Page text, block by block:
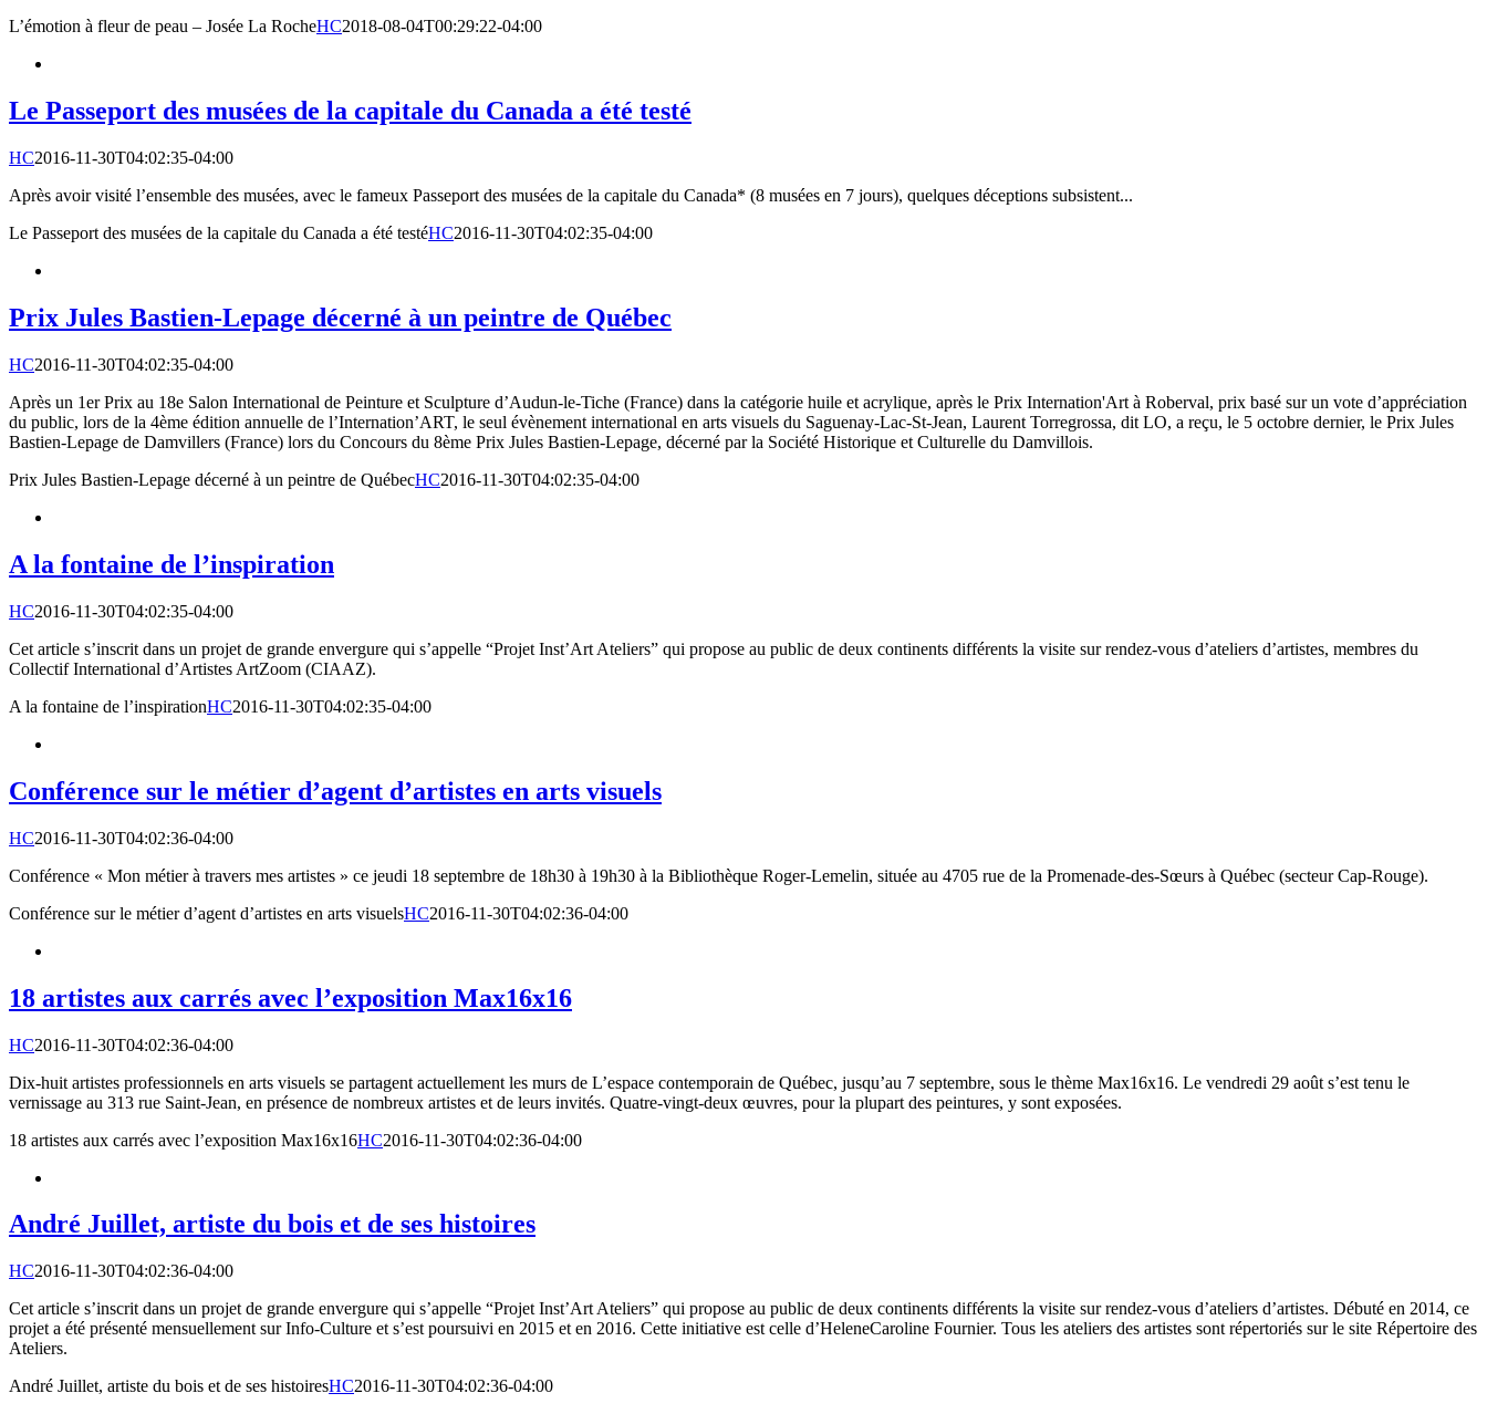
L’émotion à fleur de peau – Josée La RocheHC2018-08-04T00:29:22-04:00
Le Passeport des musées de la capitale du Canada a été testé
HC2016-11-30T04:02:35-04:00
Après avoir visité l’ensemble des musées, avec le fameux Passeport des musées de la capitale du Canada* (8 musées en 7 jours), quelques déceptions subsistent...
Le Passeport des musées de la capitale du Canada a été testéHC2016-11-30T04:02:35-04:00
Prix Jules Bastien-Lepage décerné à un peintre de Québec
HC2016-11-30T04:02:35-04:00
Après un 1er Prix au 18e Salon International de Peinture et Sculpture d’Audun-le-Tiche (France) dans la catégorie huile et acrylique, après le Prix Internation'Art à Roberval, prix basé sur un vote d’appréciation
du public, lors de la 4ème édition annuelle de l’Internation’ART, le seul évènement international en arts visuels du Saguenay-Lac-St-Jean, Laurent Torregrossa, dit LO, a reçu, le 5 octobre dernier, le Prix Jules
Bastien-Lepage de Damvillers (France) lors du Concours du 8ème Prix Jules Bastien-Lepage, décerné par la Société Historique et Culturelle du Damvillois.
Prix Jules Bastien-Lepage décerné à un peintre de QuébecHC2016-11-30T04:02:35-04:00
A la fontaine de l’inspiration
HC2016-11-30T04:02:35-04:00
Cet article s’inscrit dans un projet de grande envergure qui s’appelle “Projet Inst’Art Ateliers” qui propose au public de deux continents différents la visite sur rendez-vous d’ateliers d’artistes, membres du
Collectif International d’Artistes ArtZoom (CIAAZ).
A la fontaine de l’inspirationHC2016-11-30T04:02:35-04:00
Conférence sur le métier d’agent d’artistes en arts visuels
HC2016-11-30T04:02:36-04:00
Conférence « Mon métier à travers mes artistes » ce jeudi 18 septembre de 18h30 à 19h30 à la Bibliothèque Roger-Lemelin, située au 4705 rue de la Promenade-des-Sœurs à Québec (secteur Cap-Rouge).
Conférence sur le métier d’agent d’artistes en arts visuelsHC2016-11-30T04:02:36-04:00
18 artistes aux carrés avec l’exposition Max16x16
HC2016-11-30T04:02:36-04:00
Dix-huit artistes professionnels en arts visuels se partagent actuellement les murs de L’espace contemporain de Québec, jusqu’au 7 septembre, sous le thème Max16x16. Le vendredi 29 août s’est tenu le
vernissage au 313 rue Saint-Jean, en présence de nombreux artistes et de leurs invités. Quatre-vingt-deux œuvres, pour la plupart des peintures, y sont exposées.
18 artistes aux carrés avec l’exposition Max16x16HC2016-11-30T04:02:36-04:00
André Juillet, artiste du bois et de ses histoires
HC2016-11-30T04:02:36-04:00
Cet article s’inscrit dans un projet de grande envergure qui s’appelle “Projet Inst’Art Ateliers” qui propose au public de deux continents différents la visite sur rendez-vous d’ateliers d’artistes. Débuté en 2014, ce
projet a été présenté mensuellement sur Info-Culture et s’est poursuivi en 2015 et en 2016. Cette initiative est celle d’HeleneCaroline Fournier. Tous les ateliers des artistes sont répertoriés sur le site Répertoire des
Ateliers.
André Juillet, artiste du bois et de ses histoiresHC2016-11-30T04:02:36-04:00